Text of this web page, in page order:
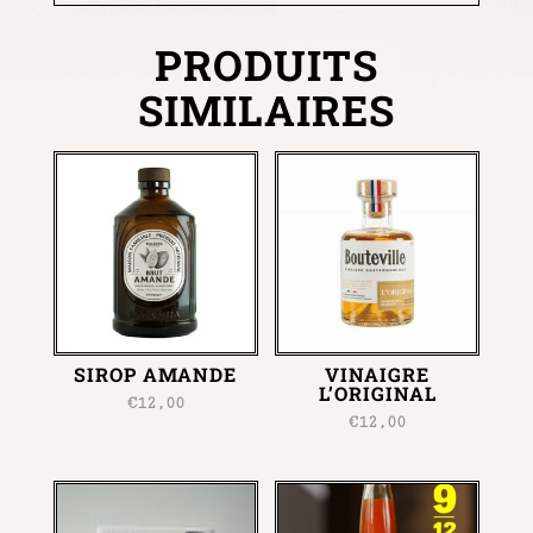
PRODUITS
SIMILAIRES
SIROP AMANDE
€12,00
VINAIGRE
L’ORIGINAL
€12,00